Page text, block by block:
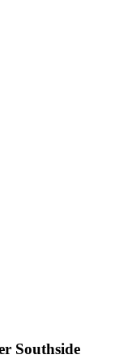
Southside